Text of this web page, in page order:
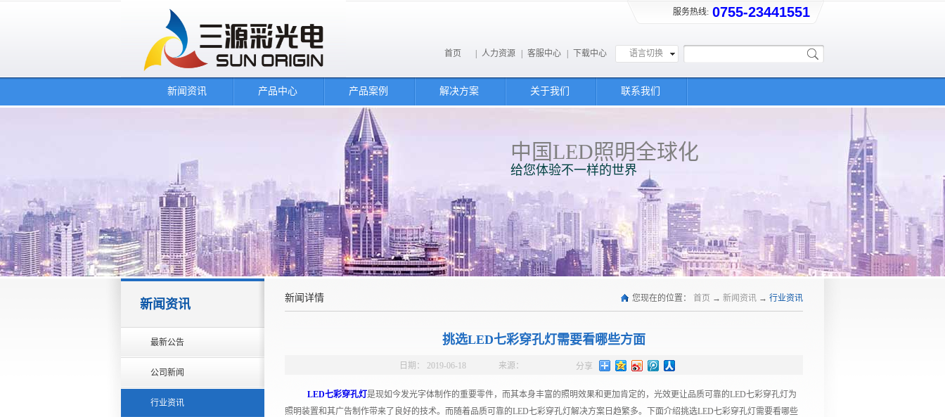
服务热线: 0755-23441551
语言切换
首页 人力资源 客服中心 下载中心
新闻资讯 产品中心 产品案例 解决方案 关于我们 联系我们
中国LED照明全球化
给您体验不一样的世界
新闻资讯
最新公告
公司新闻
行业资讯
新闻详情 您现在的位置： 首页 → 新闻资讯 → 行业资讯
分享
挑选LED七彩穿孔灯需要看哪些方面
日期： 2019-06-18 来源：
LED七彩穿孔灯 是现如今发光字体制作的重要零件，而其本身丰富的照明效果和更加肯定的，光效更让品质可靠的LED七彩穿孔灯为
照明装置和其广告制作带来了良好的技术。而随着品质可靠的LED七彩穿孔灯解决方案日趋繁多。下面介绍挑选LED七彩穿孔灯需要看哪些